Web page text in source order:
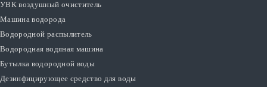
Автомобильный очиститель воздуха
Очиститель настольного воздуха
Увлажнитель воздуха очиститель воздуха
Отрицатель отрицательного ионного воздуха